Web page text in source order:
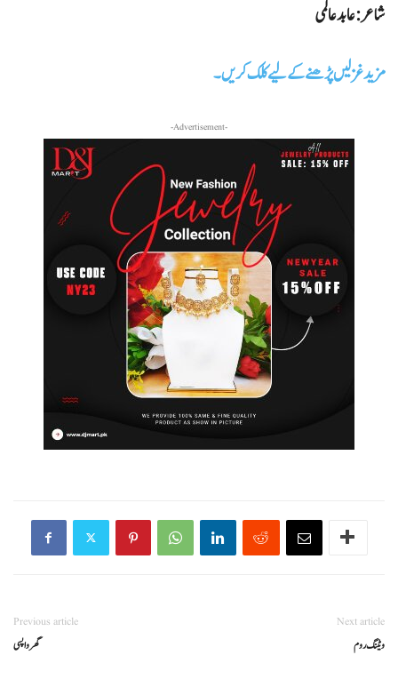
شاعر:عابد عالمی
مزید غزلیں پڑھنے کے لیے کلک کریں۔
-Advertisement-
Previous article
گھر واپسی
Next article
ویٹنگ روم